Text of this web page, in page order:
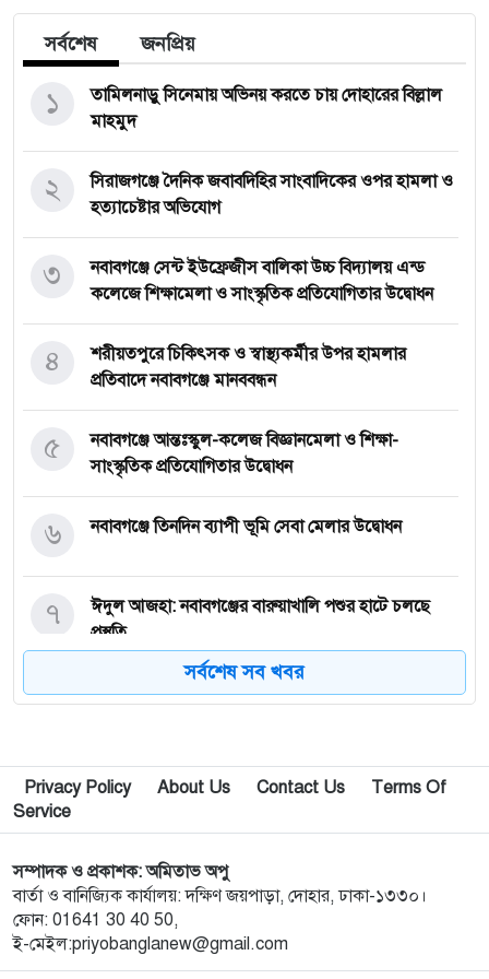
সর্বশেষ জনপ্রিয়
তামিলনাড়ু সিনেমায় অভিনয় করতে চায় দোহারের বিল্লাল
মাহমুদ
১
সিরাজগঞ্জে দৈনিক জবাবদিহির সাংবাদিকের ওপর হামলা ও
হত্যাচেষ্টার অভিযোগ
২
নবাবগঞ্জে সেন্ট ইউফ্রেজীস বালিকা উচ্চ বিদ্যালয় এন্ড
কলেজে শিক্ষামেলা ও সাংস্কৃতিক প্রতিযোগিতার উদ্বোধন
৩
শরীয়তপুরে চিকিৎসক ও স্বাস্থ্যকর্মীর উপর হামলার
প্রতিবাদে নবাবগঞ্জে মানববন্ধন
৪
নবাবগঞ্জে আন্তঃস্কুল-কলেজ বিজ্ঞানমেলা ও শিক্ষা-
সাংস্কৃতিক প্রতিযোগিতার উদ্বোধন
৫
নবাবগঞ্জে তিনদিন ব্যাপী ভূমি সেবা মেলার উদ্বোধন
৬
ঈদুল আজহা: নবাবগঞ্জের বারুয়াখালি পশুর হাটে চলছে
প্রস্তুতি
৭
নবাবগঞ্জে পরিস্কার পরিচ্ছন্নতা অভিযানে এমপি
৮
পপুলার লাইফ ইন্স্যুরেন্স পিএলসির নবাবগঞ্জ অঞ্চলে বার্ষিক
সম্মেলন ও চেক হস্তান্তর
৯
আবু সাঈদ হত্যা মামলা: বেরোবি’র সাবেক ভিসি হাসিবুর
রশীদকে কারাগারে প্রেরণ
১০
দোহারের চৈতাবাতরে মাদকবিরোধী সভা অনুষ্ঠিত
১১
সর্বশেষ সব খবর
Privacy Policy About Us Contact Us
Terms Of
Service
সম্পাদক ও প্রকাশক: অমিতাভ অপু
বার্তা ও বানিজ্যিক কার্যালয়: দক্ষিণ জয়পাড়া, দোহার, ঢাকা-১৩৩০।
ফোন: 01641 30 40 50,
ই-মেইল:priyobanglanew@gmail.com